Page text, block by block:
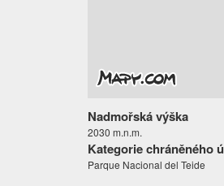
Nadmořská výška
2030 m.n.m.
Kategorie chráněného
Parque Nacional del Teide